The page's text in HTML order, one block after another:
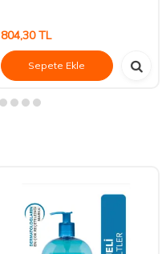
804,30TL
Sepete Ekle